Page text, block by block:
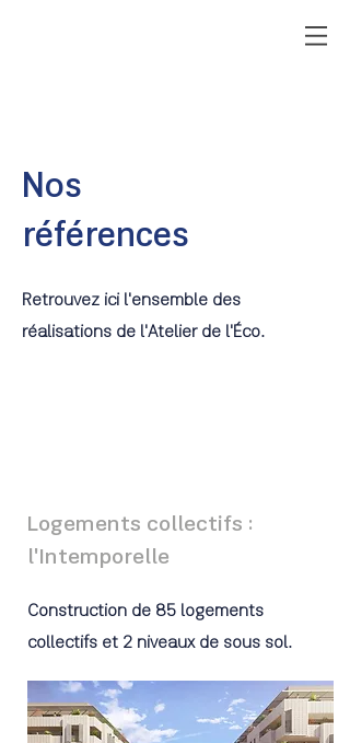
Nos
références
Retrouvez ici l'ensemble des
réalisations de l'Atelier de l'Éco.
Logements collectifs :
l'Intemporelle
Construction de 85 logements
collectifs et 2 niveaux de sous sol.